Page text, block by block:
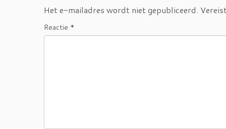
Het e-mailadres wordt niet gepubliceerd.
Reactie *